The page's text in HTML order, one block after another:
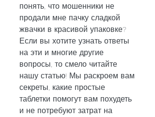
понять, что мошенники не
продали мне пачку сладкой
жвачки в красивой упаковке?
Если вы хотите узнать ответы
на эти и многие другие
вопросы, то смело читайте
нашу статью! Мы раскроем вам
секреты, какие простые
таблетки помогут вам похудеть
и не потребуют затрат на